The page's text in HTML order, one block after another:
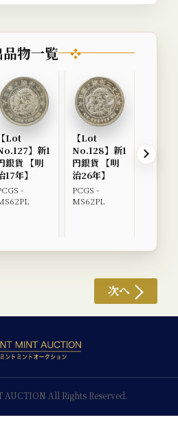
品物一覧
【Lot
】新1
銀貨 【明
17年】
-
【Lot
No.128】新1
円銀貨 【明
治26年】
PCGS -
MS62PL
円銀貨
次へ
All Rights Reserved.